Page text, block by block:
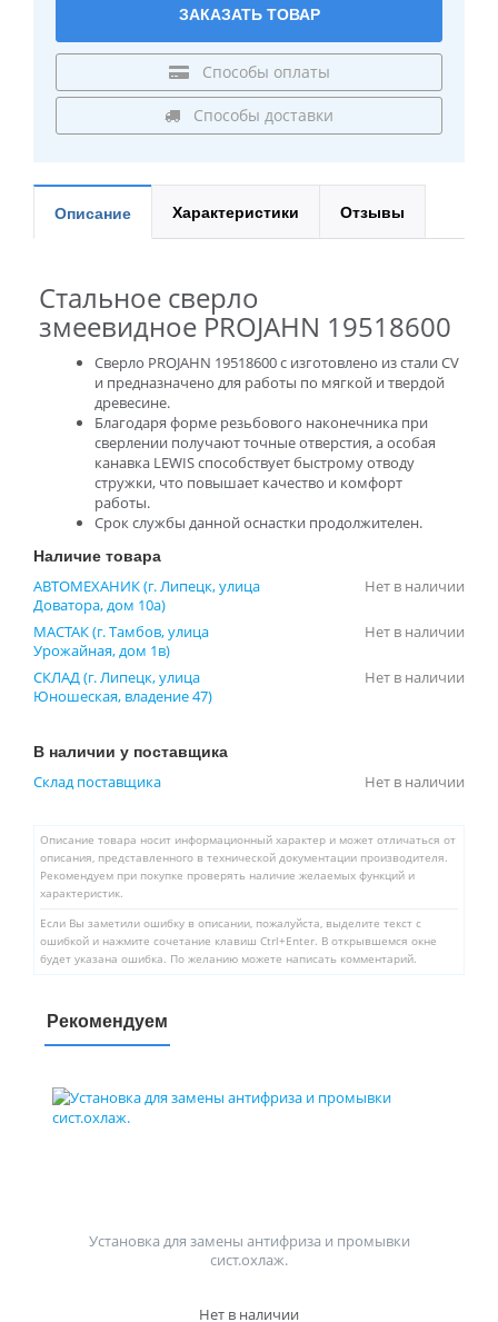
ЗАКАЗАТЬ ТОВАР
Способы оплаты
Способы доставки
Описание Характеристики Отзывы
Стальное сверло
змеевидное PROJAHN 19518600
Сверло PROJAHN 19518600 с изготовлено из стали CV
и предназначено для работы по мягкой и твердой
древесине.
Благодаря форме резьбового наконечника при
сверлении получают точные отверстия, а особая
канавка LEWIS способствует быстрому отводу
стружки, что повышает качество и комфорт
работы.
Срок службы данной оснастки продолжителен.
Наличие товара
АВТОМЕХАНИК (г. Липецк, улица
Доватора, дом 10а)
Нет в наличии
МАСТАК (г. Тамбов, улица
Урожайная, дом 1в)
Нет в наличии
СКЛАД (г. Липецк, улица
Юношеская, владение 47)
Нет в наличии
В наличии у поставщика
Склад поставщика Нет в наличии
Описание товара носит информационный характер и может отличаться от
описания, представленного в технической документации производителя.
Рекомендуем при покупке проверять наличие желаемых функций и
характеристик.
Если Вы заметили ошибку в описании, пожалуйста, выделите текст с
ошибкой и нажмите сочетание клавиш Ctrl+Enter. В открывшемся окне
будет указана ошибка. По желанию можете написать комментарий.
Рекомендуем
Установка для замены антифриза и промывки
сист.охлаж.
Нет в наличии